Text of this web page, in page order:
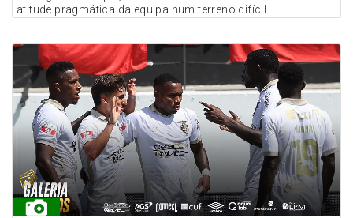
atitude pragmática da equipa num terreno difícil.